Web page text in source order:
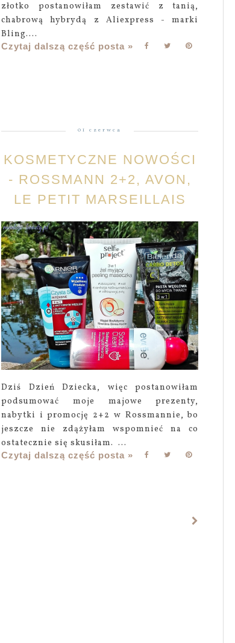
złotko postanowiłam zestawić z tanią,
chabrową hybrydą z Aliexpress - marki
Bling....
Czytaj dalszą część posta »
01 czerwca
KOSMETYCZNE NOWOŚCI
- ROSSMANN 2+2, AVON,
LE PETIT MARSEILLAIS
Dziś Dzień Dziecka, więc postanowiłam
podsumować moje majowe prezenty,
nabytki i promocję 2+2 w Rossmannie, bo
jeszcze nie zdążyłam wspomnieć na co
ostatecznie się skusiłam. ...
Czytaj dalszą część posta »